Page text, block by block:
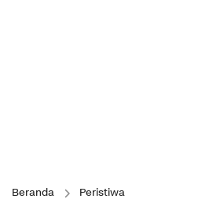
Beranda Peristiwa